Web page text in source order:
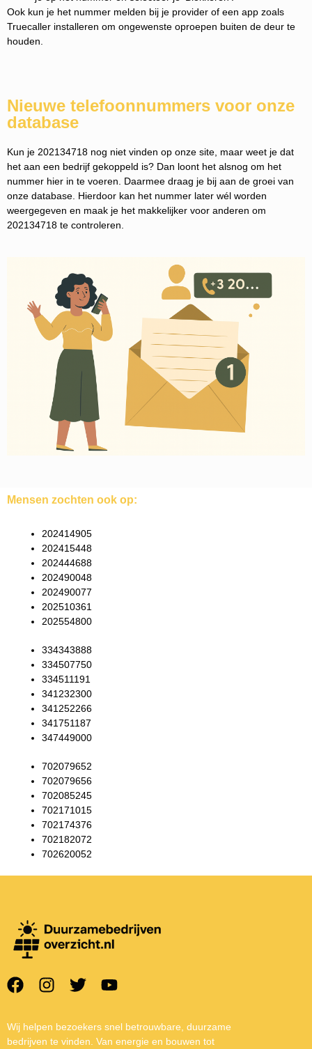
Ook kun je het nummer melden bij je provider of een app zoals
Truecaller installeren om ongewenste oproepen buiten de deur te
houden.
Nieuwe telefoonnummers voor onze
database
Kun je 202134718 nog niet vinden op onze site, maar weet je dat
het aan een bedrijf gekoppeld is? Dan loont het alsnog om het
nummer hier in te voeren. Daarmee draag je bij aan de groei van
onze database. Hierdoor kan het nummer later wél worden
weergegeven en maak je het makkelijker voor anderen om
202134718 te controleren.
Mensen zochten ook op:
202414905
202415448
202444688
202490048
202490077
202510361
202554800
334343888
334507750
334511191
341232300
341252266
341751187
347449000
702079652
702079656
702085245
702171015
702174376
702182072
702620052
Wij helpen bezoekers snel betrouwbare, duurzame
bedrijven te vinden. Van energie en bouwen tot